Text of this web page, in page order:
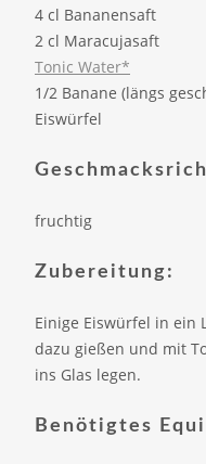
4 cl Bananensaft
2 cl Maracujasaft
Tonic Water*
1/2 Banane (längs
Eiswürfel
fruchtig
Zubereitung:
Einige Eiswürfel in ein
dazu gießen und mit
ins Glas legen.
Benötigtes